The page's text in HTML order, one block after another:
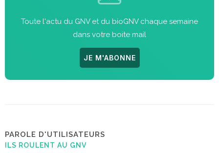
Toute l'actu du GNV et du bioGNV chaque semaine
dans votre boite mail
JE M'ABONNE
PAROLE D'UTILISATEURS
ILS ROULENT AU GNV